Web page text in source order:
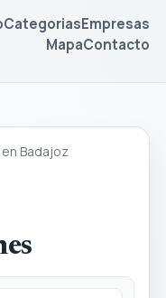
CategoriasEmpresas
MapaContacto
Badajoz